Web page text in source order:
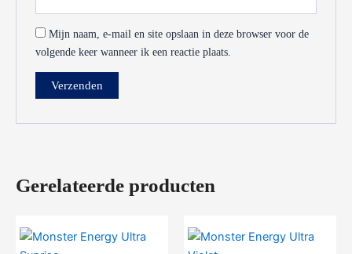
Mijn naam, e-mail en site opslaan in deze browser voor de
volgende keer wanneer ik een reactie plaats.
Gerelateerde producten